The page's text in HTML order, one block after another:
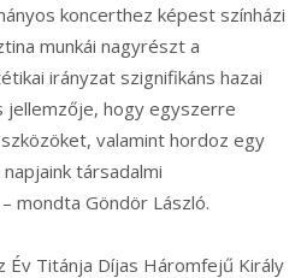
koncerthez képest színházi
munkái nagyrészt a
irányzat szignifikáns hazai
jellemzője, hogy egyszerre
valamint hordoz egy
társadalmi
mondta Göndör László.
Év Titánja Díjas Háromfejű Király